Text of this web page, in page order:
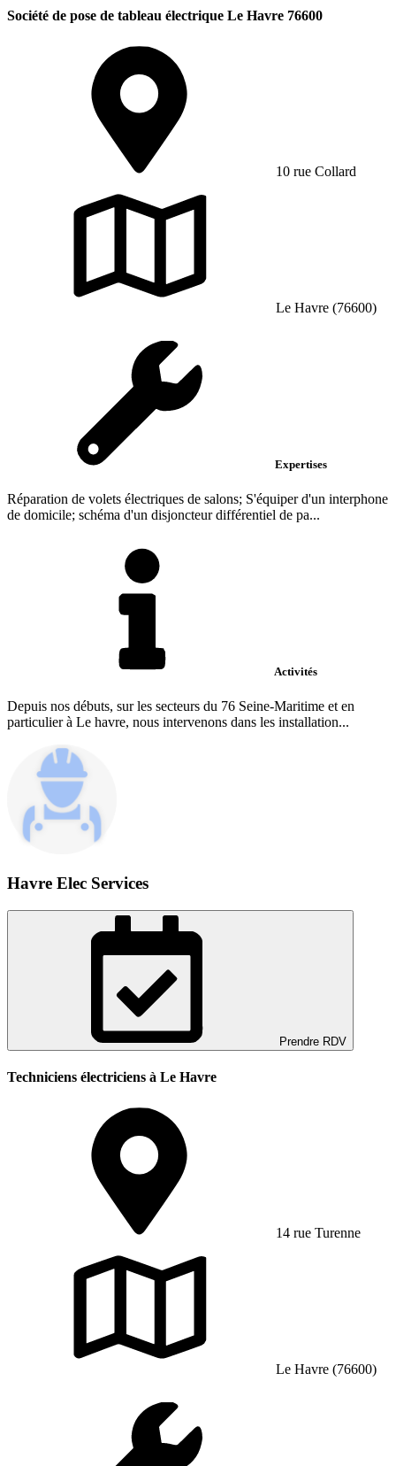
Société de pose de tableau électrique Le Havre 76600
10 rue Collard
Le Havre (76600)
Expertises
Réparation de volets électriques de salons; S'équiper d'un interphone
de domicile; schéma d'un disjoncteur différentiel de pa...
Activités
Depuis nos débuts, sur les secteurs du 76 Seine-Maritime et en
particulier à Le havre, nous intervenons dans les installation...
Havre Elec Services
Prendre RDV
Techniciens électriciens à Le Havre
14 rue Turenne
Le Havre (76600)